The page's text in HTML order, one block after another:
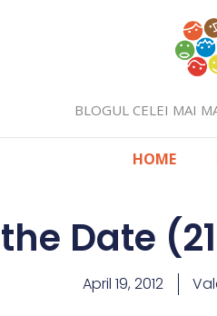
BLOGUL CELEI MAI
HOME
Date
April 19, 2012